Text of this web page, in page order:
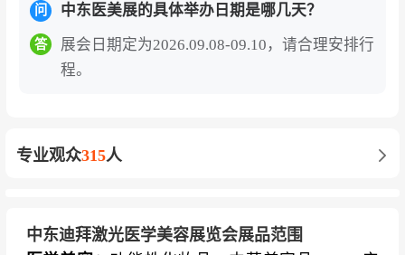
问 中东医美展的具体举办日期是哪几天？
答
展会日期定为2026.09.08-09.10，请合理安排行
程。
专业观众315人
中东迪拜激光医学美容展览会展品范围